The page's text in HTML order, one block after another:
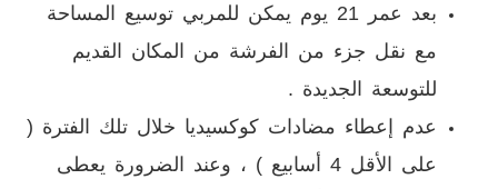
بعد عمر 21 يوم يمكن للمربي توسيع المساحة
مع نقل جزء من الفرشة من المكان القديم
للتوسعة الجديدة .
عدم إعطاء مضادات كوكسيديا خلال تلك الفترة (
على الأقل 4 أسابيع ) ، وعند الضرورة يعطى